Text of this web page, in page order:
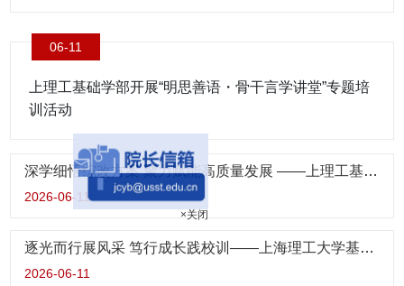
上理工基础学部开展“明思善语・骨干言学讲堂”专题培
训活动
06-11
深学细悟综改方案 聚力赋能高质量发展 ——上理工基础学部组织开展学校综合改革方案专题解读会
2026-06-11
逐光而行展风采 笃行成长践校训——上海理工大学基础学部开展学生素质拓展活动
2026-06-11